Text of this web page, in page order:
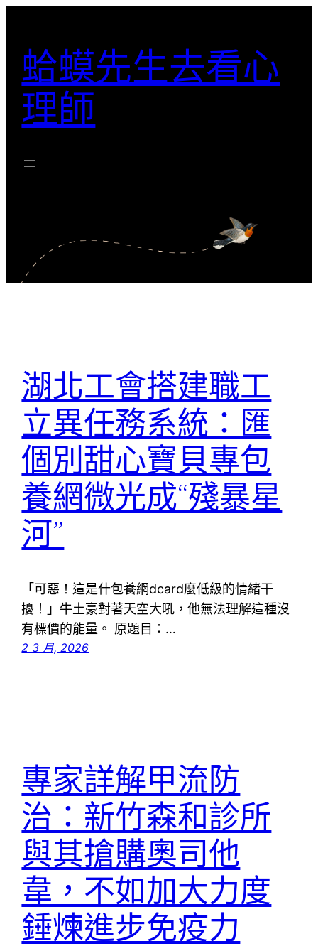
蛤蟆先生去看心
理師
湖北工會搭建職工
立異任務系統：匯
個別甜心寶貝專包
養網微光成“殘暴星
河”
「可惡！這是什包養網dcard麼低級的情緒干
擾！」牛土豪對著天空大吼，他無法理解這種沒
有標價的能量。 原題目：…
2 3 月, 2026
專家詳解甲流防
治：新竹森和診所
與其搶購奧司他
韋，不如加大力度
錘煉進步免疫力